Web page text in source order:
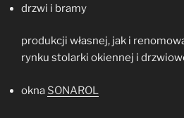
drzwi i bramy
produkcji własnej, jak i
rynku stolarki okiennej i
okna SONAROL